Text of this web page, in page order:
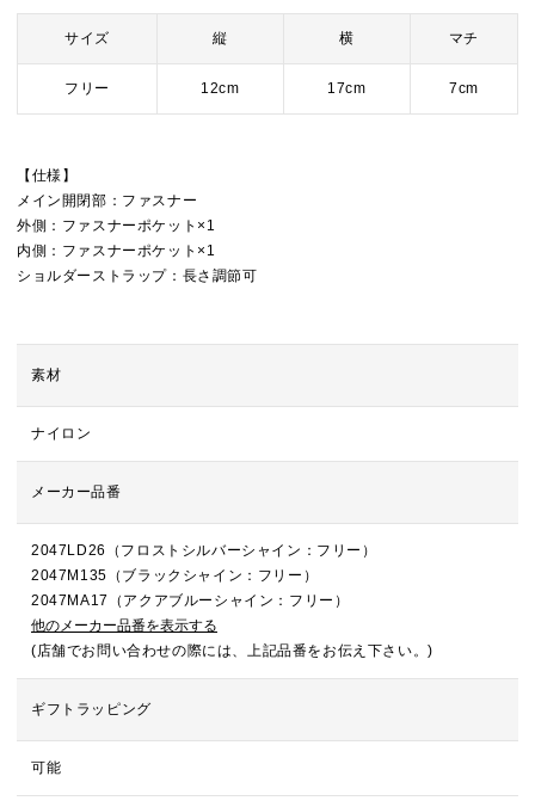
サイズ 縦 横 マチ
フリー 12cm 17cm 7cm
【仕様】
メイン開閉部：ファスナー
外側：ファスナーポケット×1
内側：ファスナーポケット×1
ショルダーストラップ：長さ調節可
素材
ナイロン
メーカー品番
2047LD26（フロストシルバーシャイン：フリー）
2047M135（ブラックシャイン：フリー）
2047MA17（アクアブルーシャイン：フリー）
他のメーカー品番を表示する
(店舗でお問い合わせの際には、上記品番をお伝え下さい。)
ギフトラッピング
可能